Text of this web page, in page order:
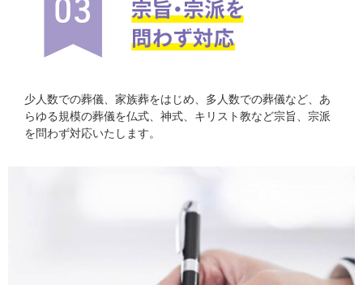
少人数での葬儀、家族葬をはじめ、多人数での葬儀など、あ
らゆる規模の葬儀を仏式、神式、キリスト教など宗旨、宗派
を問わず対応いたします。